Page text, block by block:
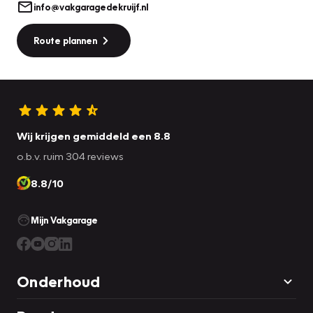
Controleer de accesoires goed die uw keuze zouden
kunnen beïnvloeden. Type en specificatiefouten zijn
voorbehouden.
service en klant tevredenheid hoog in het vaandel staat.
vrijdag van 8:00 tot 17:30 en zaterdag van 8:30 tot 16:00.
Op afspraak is ’s avonds ook mogelijk. Zondags gesloten!
info@vakgaragedekruijf.nl
Route plannen
Wij krijgen gemiddeld een 8.8
o.b.v. ruim 304 reviews
8.8/10
Mijn Vakgarage
Onderhoud